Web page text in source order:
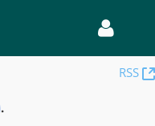
RSS
.